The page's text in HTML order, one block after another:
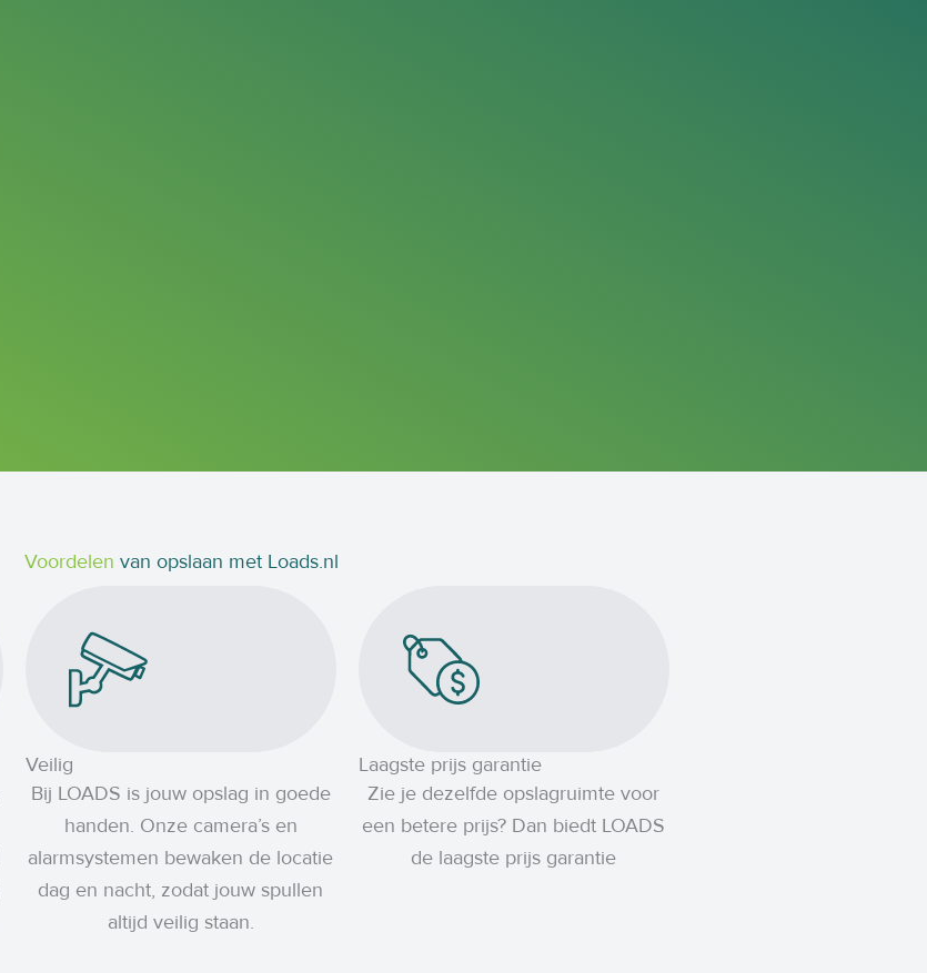
Voordelen van opslaan met Loads.nl
Veilig
Bij LOADS is jouw opslag in goede
handen. Onze camera’s en
alarmsystemen bewaken de locatie
dag en nacht, zodat jouw spullen
altijd veilig staan.
Laagste prijs garantie
Zie je dezelfde opslagruimte voor
een betere prijs? Dan biedt LOADS
de laagste prijs garantie